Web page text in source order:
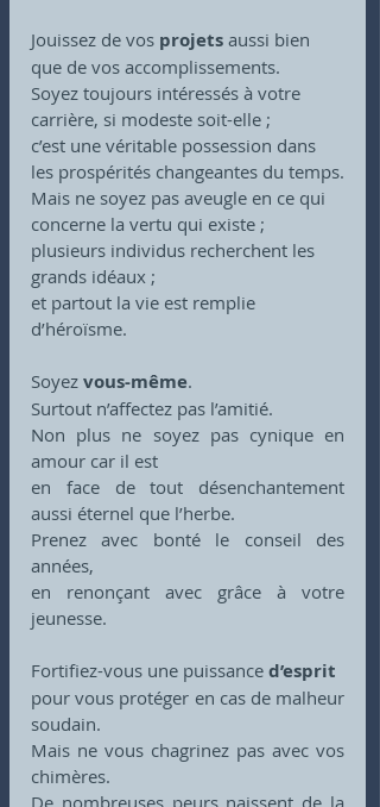
Jouissez de vos projets aussi bien
que de vos accomplissements.
Soyez toujours intéressés à votre
carrière, si modeste soit-elle ;
c’est une véritable possession dans
les prospérités changeantes du temps.
Mais ne soyez pas aveugle en ce qui
concerne la vertu qui existe ;
plusieurs individus recherchent les
grands idéaux ;
et partout la vie est remplie
d’héroïsme.
Soyez vous-même.
Surtout n’affectez pas l’amitié.
Non plus ne soyez pas cynique en
amour car il est
en face de tout désenchantement
aussi éternel que l’herbe.
Prenez avec bonté le conseil des
années,
en renonçant avec grâce à votre
jeunesse.
Fortifiez-vous une puissance d’esprit
pour vous protéger en cas de malheur
soudain.
Mais ne vous chagrinez pas avec vos
chimères.
De nombreuses peurs naissent de la